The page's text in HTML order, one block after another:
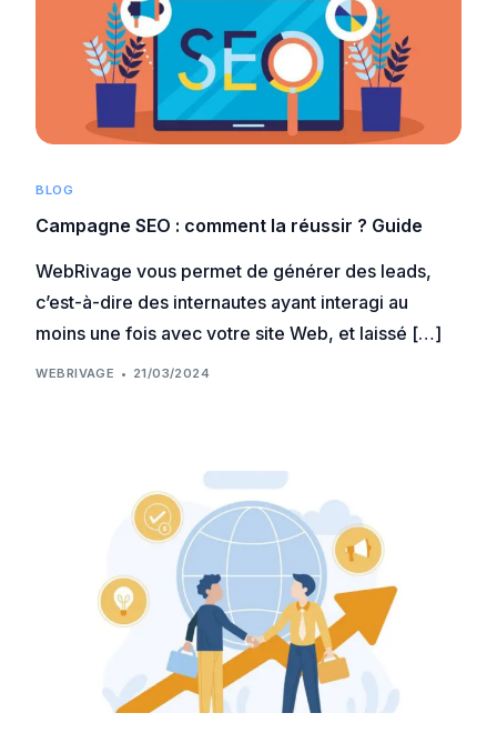
BLOG
Campagne SEO : comment la réussir ? Guide
WebRivage vous permet de générer des leads,
c’est-à-dire des internautes ayant interagi au
moins une fois avec votre site Web, et laissé […]
WEBRIVAGE 21/03/2024